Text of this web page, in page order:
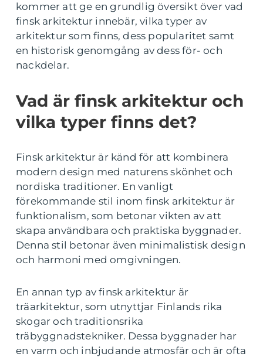
kommer att ge en grundlig översikt över vad
finsk arkitektur innebär, vilka typer av
arkitektur som finns, dess popularitet samt
en historisk genomgång av dess för- och
nackdelar.
Vad är finsk arkitektur och
vilka typer finns det?
Finsk arkitektur är känd för att kombinera
modern design med naturens skönhet och
nordiska traditioner. En vanligt
förekommande stil inom finsk arkitektur är
funktionalism, som betonar vikten av att
skapa användbara och praktiska byggnader.
Denna stil betonar även minimalistisk design
och harmoni med omgivningen.
En annan typ av finsk arkitektur är
träarkitektur, som utnyttjar Finlands rika
skogar och traditionsrika
träbyggnadstekniker. Dessa byggnader har
en varm och inbjudande atmosfär och är ofta